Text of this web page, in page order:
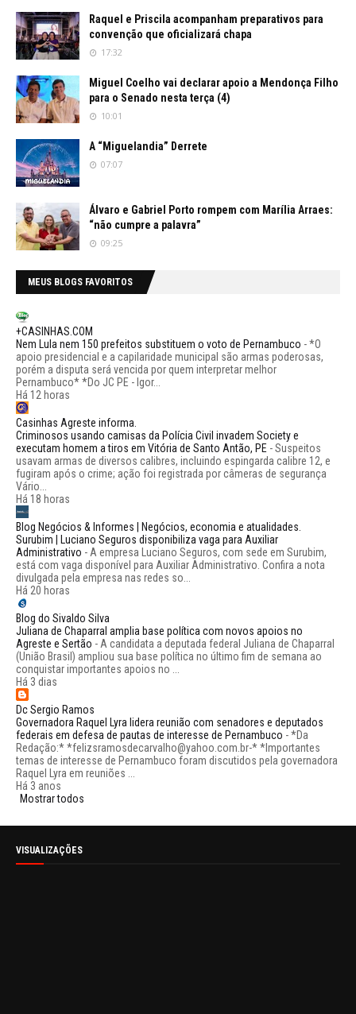
Raquel e Priscila acompanham preparativos para
convenção que oficializará chapa
17:32
Miguel Coelho vai declarar apoio a Mendonça Filho
para o Senado nesta terça (4)
10:01
A “Miguelandia” Derrete
07:07
Álvaro e Gabriel Porto rompem com Marília Arraes:
“não cumpre a palavra”
09:25
MEUS BLOGS FAVORITOS
+CASINHAS.COM
Nem Lula nem 150 prefeitos substituem o voto de Pernambuco -*O
apoio presidencial e a capilaridade municipal são armas poderosas,
porém a disputa será vencida por quem interpretar melhor
Pernambuco* *Do JC PE - Igor...
Há 12 horas
Casinhas Agreste informa.
Criminosos usando camisas da Polícia Civil invadem Society e
executam homem a tiros em Vitória de Santo Antão, PE -Suspeitos
usavam armas de diversos calibres, incluindo espingarda calibre 12, e
fugiram após o crime; ação foi registrada por câmeras de segurança
Vário...
Há 18 horas
Blog Negócios & Informes | Negócios, economia e atualidades.
Surubim | Luciano Seguros disponibiliza vaga para Auxiliar
Administrativo - A empresa Luciano Seguros, com sede em Surubim,
está com vaga disponível para Auxiliar Administrativo. Confira a nota
divulgada pela empresa nas redes so...
Há 20 horas
Blog do Sivaldo Silva
Juliana de Chaparral amplia base política com novos apoios no
Agreste e Sertão - A candidata a deputada federal Juliana de Chaparral
(União Brasil) ampliou sua base política no último fim de semana ao
conquistar importantes apoios no ...
Há 3 dias
Dc Sergio Ramos
Governadora Raquel Lyra lidera reunião com senadores e deputados
federais em defesa de pautas de interesse de Pernambuco -*Da
Redação:* *felizsramosdecarvalho@yahoo.com.br-* *Importantes
temas de interesse de Pernambuco foram discutidos pela governadora
Raquel Lyra em reuniões ...
Há 3 anos
Mostrar todos
VISUALIZAÇÕES